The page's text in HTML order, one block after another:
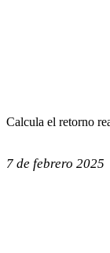
Calcula el retorno
7 de febrero 2025